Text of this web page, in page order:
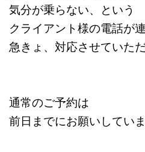
気分が乗らない、という
クライアント様の電話が
急きょ、対応させていた
通常のご予約は
前日までにお願いしてい